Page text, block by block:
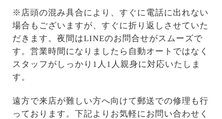
※店頭の混み具合により、すぐに電話に出れない
場合もございますが、すぐに折り返しさせていた
だきます。夜間はLINEのお問合せがスムーズで
す。営業時間になりましたら自動オートではなく
スタッフがしっかり1人1人親身に対応いたしま
す。
遠方で来店が難しい方へ向けて郵送での修理も行
っております。下記よりお気軽にお問い合わせく